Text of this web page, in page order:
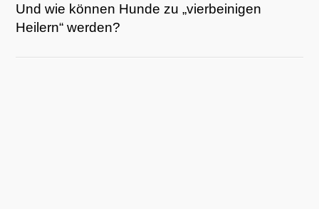
Und wie können Hunde zu „vierbeinigen
Heilern“ werden?